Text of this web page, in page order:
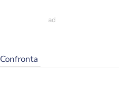
Confronta